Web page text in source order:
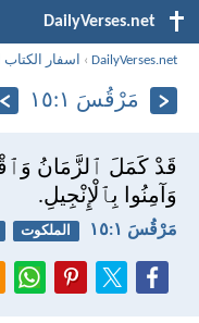
DailyVerses.net
DailyVerses.net
› اسفار
مَرْقُسَ ١:‏١٥
قَدْ كَمَلَ ٱلزَّمَانُ
وَآمِنُوا بِٱلْإِنْجِيلِ.
مَرْقُسَ ١:‏١٥ الملكوت